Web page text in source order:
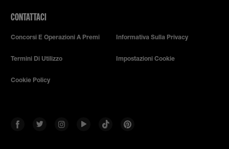
CONTATTACI
Concorsi E Operazioni A Premi Informativa Sulla Privacy
Termini Di Utilizzo Impostazioni Cookie
Cookie Policy